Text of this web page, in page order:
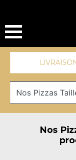
Nos